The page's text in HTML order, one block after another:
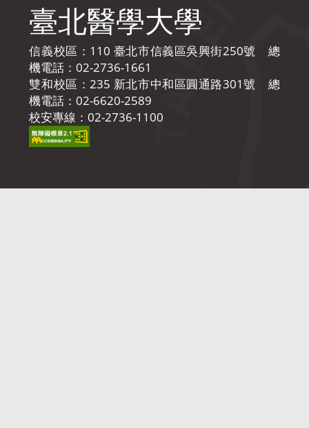
臺北醫學大學
信義校區：110 臺北市信義區吳興街250號 總
機電話：02-2736-1661
雙和校區：235 新北市中和區圓通路301號 總
機電話：02-6620-2589
校安專線：02-2736-1100